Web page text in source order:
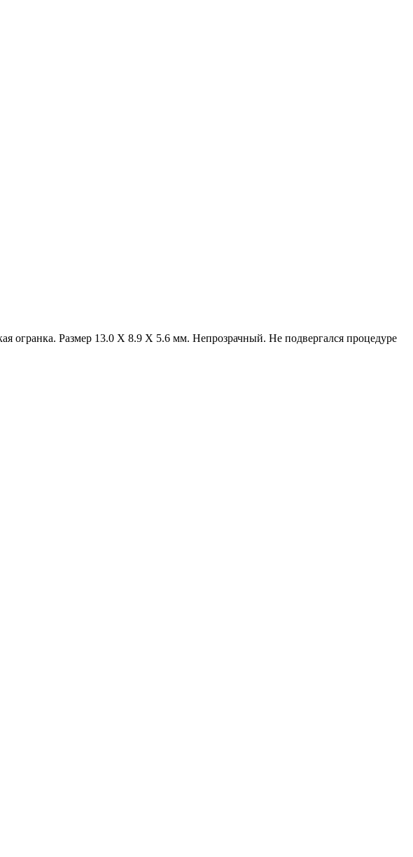
огранка. Размер 13.0 X 8.9 X 5.6 мм. Непрозрачный. Не подвергался процедуре